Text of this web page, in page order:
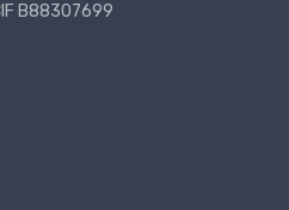
B88307699